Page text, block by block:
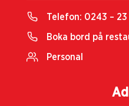
Telefon: 0243 –
Boka bord på
Personal